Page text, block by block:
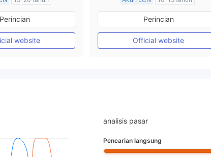
Australia
(MM)
MT4
Perincian
website
Diatur di Australia
Market Maker (MM)
Lisensi Penuh MT4
Perincian
Official website
analisis pasar
Pencarian langsung